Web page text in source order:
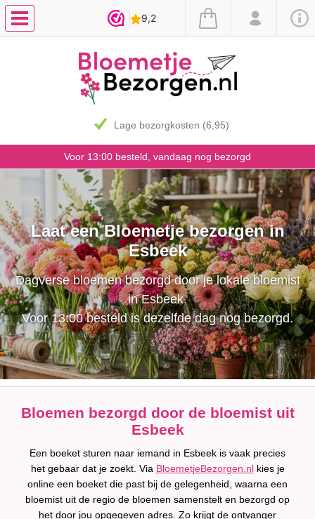
Lage bezorgkosten (6,95)
Voor 13:00 besteld, vandaag nog bezorgd
Laat een Bloemetje bezorgen in
Esbeek
Dagverse bloemen bezorgd door je lokale bloemist
in Esbeek.
Voor 13:00 besteld is dezelfde dag nog bezorgd.
Bloemen bezorgd door de bloemist uit
Esbeek
Een boeket sturen naar iemand in Esbeek is vaak precies
het gebaar dat je zoekt. Via BloemetjeBezorgen.nlkies je
online een boeket die past bij de gelegenheid, waarna een
bloemist uit de regio de bloemen samenstelt en bezorgd op
het door jou opgegeven adres. Zo krijgt de ontvanger